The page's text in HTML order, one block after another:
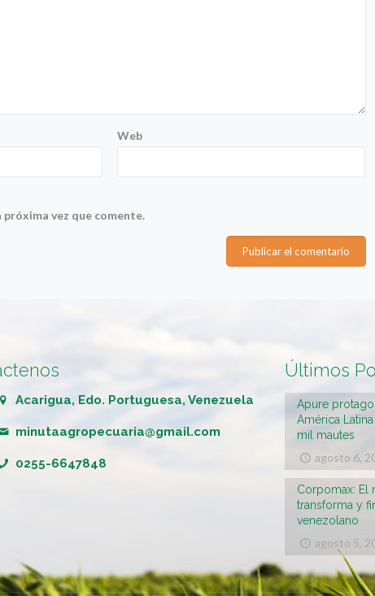
Web
vez que comente.
Acarigua, Edo. Portuguesa, Venezuela
minutaagropecuaria@gmail.com
0255-6647848
Últimos
Apure
América
mil mautes
agosto 6,
Corpomax: El
transforma y
venezolano
agosto 5,